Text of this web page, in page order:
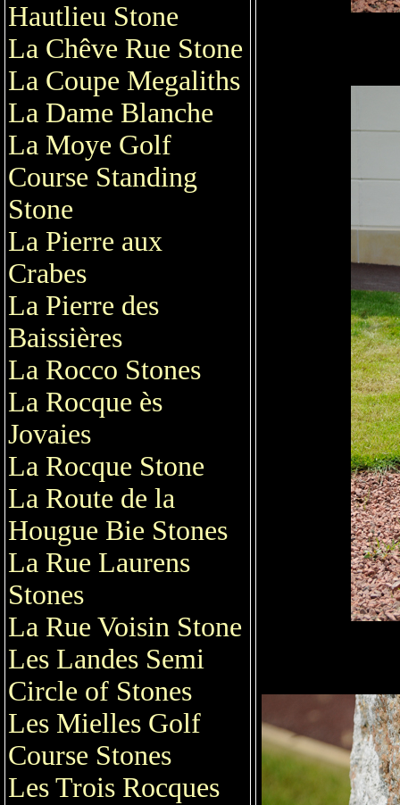
Hautlieu Stone
La Chêve Rue Stone
La Coupe Megaliths
La Dame Blanche
La Moye Golf
Course Standing
Stone
La Pierre aux
Crabes
La Pierre des
Baissières
La Rocco Stones
La Rocque ès
Jovaies
La Rocque Stone
La Route de la
Hougue Bie Stones
La Rue Laurens
Stones
La Rue Voisin Stone
Les Landes Semi
Circle of Stones
Les Mielles Golf
Course Stones
Les Trois Rocques